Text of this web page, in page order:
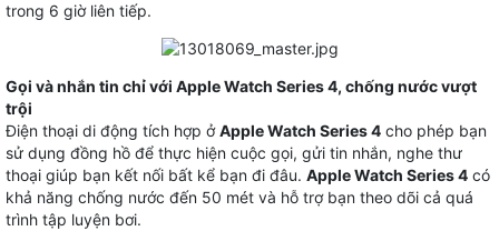
trong 6 giờ liên tiếp.
Gọi và nhắn tin chỉ với Apple Watch Series 4, chống nước vượt
trội
Điện thoại di động tích hợp ởApple Watch Series 4 cho phép bạn
sử dụng đồng hồ để thực hiện cuộc gọi, gửi tin nhắn, nghe thư
thoại giúp bạn kết nối bất kể bạn đi đâu. Apple Watch Series 4 có
khả năng chống nước đến 50 mét và hỗ trợ bạn theo dõi cả quá
trình tập luyện bơi.